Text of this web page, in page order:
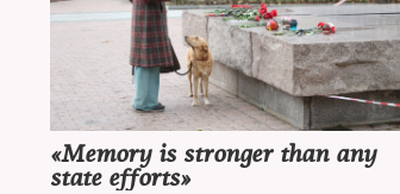
«Memory is stronger than any
state efforts»